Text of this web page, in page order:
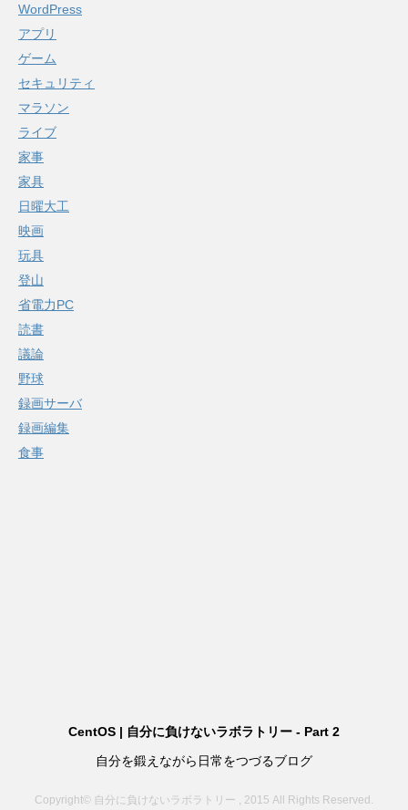
WordPress
アプリ
ゲーム
セキュリティ
マラソン
ライブ
家事
家具
日曜大工
映画
玩具
登山
省電力PC
読書
議論
野球
録画サーバ
録画編集
食事
CentOS | 自分に負けないラボラトリー - Part 2
自分を鍛えながら日常をつづるブログ
Copyright© 自分に負けないラボラトリー , 2015 All Rights Reserved.